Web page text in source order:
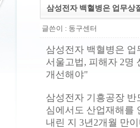
삼성전자 백혈병은 업무상
글쓴이 : 동구센터
삼성전자 백혈병은
서울고법, 피해자 2명
개선해야"
삼성전자 기흥공장 반
심에서도 산업재해를
내린 지 3년2개월 만